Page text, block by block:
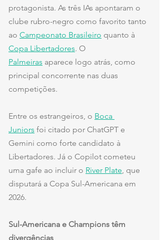
protagonista. As três IAs apontaram o
clube rubro-negro como favorito tanto
ao Campeonato Brasileiro quanto à
Copa Libertadores. O
Palmeiras aparece logo atrás, como
principal concorrente nas duas
competições.
Entre os estrangeiros, o Boca
Juniors foi citado por ChatGPT e
Gemini como forte candidato à
Libertadores. Já o Copilot cometeu
uma gafe ao incluir o River Plate, que
disputará a Copa Sul-Americana em
2026.
Sul-Americana e Champions têm
divergências